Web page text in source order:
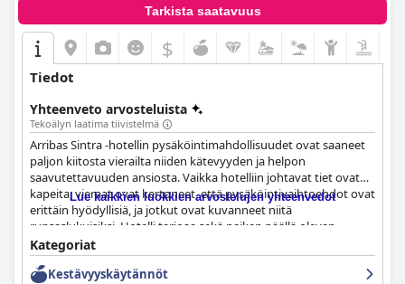
Tarkista saatavuus
$
Tiedot
Yhteenveto arvosteluista
Tekoälyn laatima tiivistelmä
Arribas Sintra -hotellin pysäköintimahdollisuudet ovat saaneet
paljon kiitosta vierailta niiden kätevyyden ja helpon
saavutettavuuden ansiosta. Vaikka hotelliin johtavat tiet ovat
kapeita, vieraat ovat kertoneet, että pysäköintivaihtoehdot ovat
erittäin hyödyllisiä, ja jotkut ovat kuvanneet niitä
runsaslukuisiksi. Hotelli tarjoaa sekä paikan päällä olevan
pysäköinnin että ilmaisen pysäköinnin kadun toisella puolella,
mikä on ollut suuri plussa vieraille. Vaikka jotkut arvostelijat
mainitsivat, että pysäköintipaikat olivat hieman pieniä,
Lue kaikkien luokkien arvostelujen yhteenvedot
Kategoriat
Kestävyyskäytännöt